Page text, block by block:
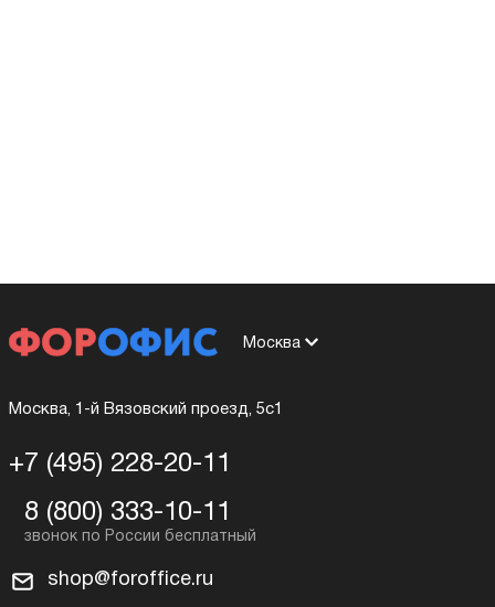
Москва
Москва, 1-й Вязовский проезд, 5с1
+7 (495) 228-20-11
8 (800) 333-10-11
shop@foroffice.ru